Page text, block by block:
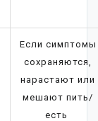
Если симптомы
сохраняются,
нарастают или
мешают пить/
есть